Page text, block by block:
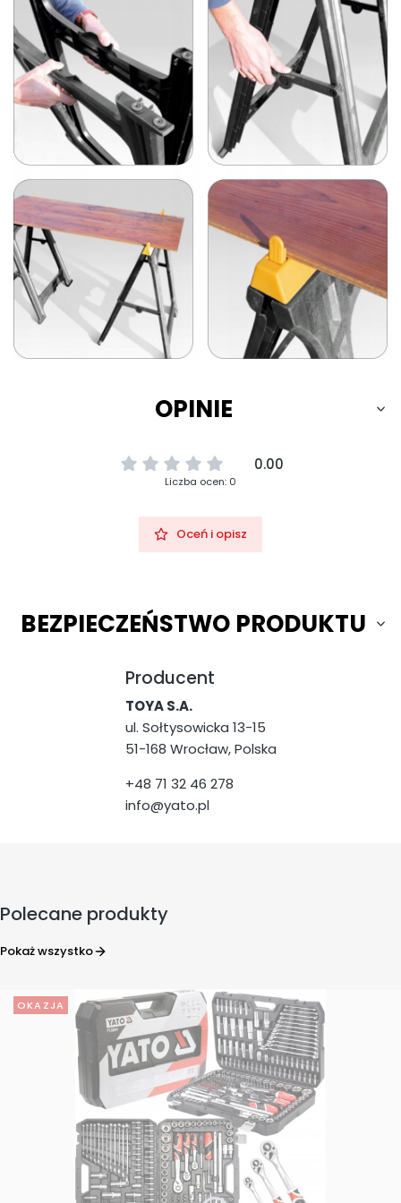
OPINIE
0.00
Liczba ocen: 0
Oceń i opisz
BEZPIECZEŃSTWO PRODUKTU
Producent
TOYA S.A.
ul. Sołtysowicka 13-15
51-168 Wrocław, Polska
+48 71 32 46 278
info@yato.pl
Polecane produkty
Pokaż wszystko
OKAZJA